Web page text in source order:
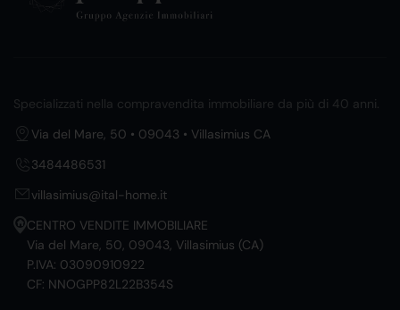
Specializzati nella compravendita immobiliare da più di 40 anni.
Via del Mare, 50 • 09043 • Villasimius CA
3484486531
villasimius@ital-home.it
CENTRO VENDITE IMMOBILIARE
Via del Mare, 50, 09043, Villasimius (CA)
P.IVA: 03090910922
CF: NNOGPP82L22B354S